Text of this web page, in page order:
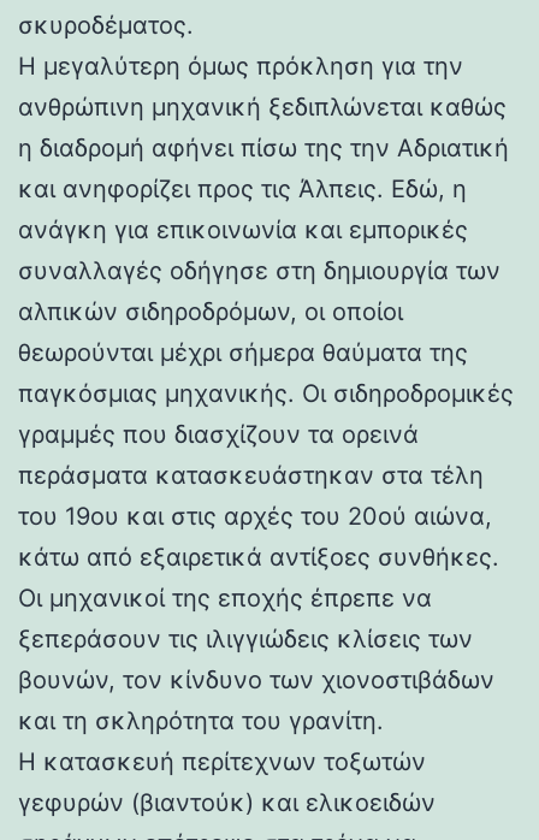
σκυροδέματος.
Η μεγαλύτερη όμως πρόκληση για την
ανθρώπινη μηχανική ξεδιπλώνεται καθώς
η διαδρομή αφήνει πίσω της την Αδριατική
και ανηφορίζει προς τις Άλπεις. Εδώ, η
ανάγκη για επικοινωνία και εμπορικές
συναλλαγές οδήγησε στη δημιουργία των
αλπικών σιδηροδρόμων, οι οποίοι
θεωρούνται μέχρι σήμερα θαύματα της
παγκόσμιας μηχανικής. Οι σιδηροδρομικές
γραμμές που διασχίζουν τα ορεινά
περάσματα κατασκευάστηκαν στα τέλη
του 19ου και στις αρχές του 20ού αιώνα,
κάτω από εξαιρετικά αντίξοες συνθήκες.
Οι μηχανικοί της εποχής έπρεπε να
ξεπεράσουν τις ιλιγγιώδεις κλίσεις των
βουνών, τον κίνδυνο των χιονοστιβάδων
και τη σκληρότητα του γρανίτη.
Η κατασκευή περίτεχνων τοξωτών
γεφυρών (βιαντούκ) και ελικοειδών